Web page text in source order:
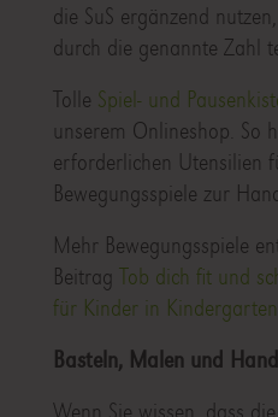
die SuS ergänzend
durch die genannte Zahl
Tolle Spiel- und
unserem Onlineshop. So
erforderlichen Utensilien
Bewegungsspiele zur
Mehr Bewegungsspiele
Beitrag Tob dich fit und
für Kinder in
Basteln, Malen und
Wenn Sie wissen, dass